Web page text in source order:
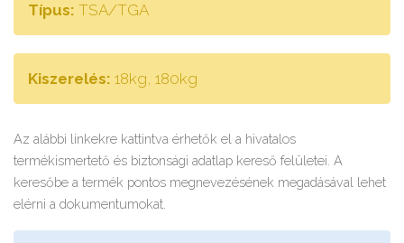
Típus: TSA/TGA
Kiszerelés: 18kg, 180kg
Az alábbi linkekre kattintva érhetők el a hivatalos
termékismertető és biztonsági adatlap kereső felületei. A
keresőbe a termék pontos megnevezésének megadásával lehet
elérni a dokumentumokat.